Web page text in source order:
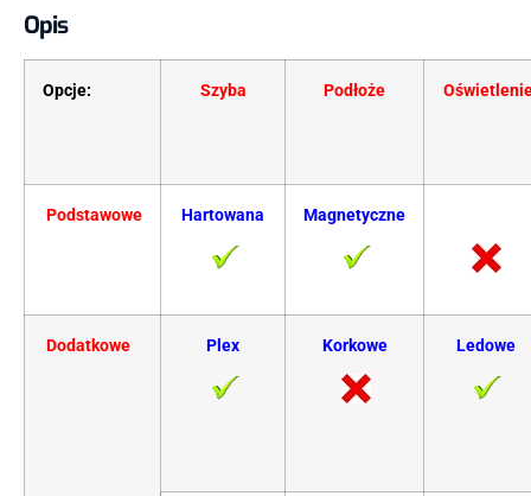
Opis
Opcje: Szyba Podłoże
Podstawowe Hartowana Magnetyczne
Dodatkowe Plex Korkowe Ledowe